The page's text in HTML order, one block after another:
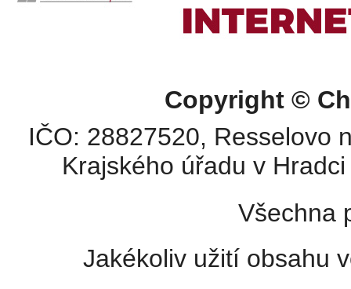
Copyright ©
IČO: 28827520, Resselovo
Krajského úřadu v
Všechna
Jakékoliv užití obsahu